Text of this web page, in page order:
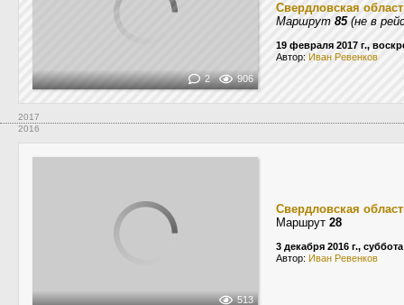
2 906
Свердловская
Маршрут 85(не в
19 февраля 2017 г.,
Автор: Иван Ревенков
2017
2016
513
Свердловская
Маршрут 28
3 декабря 2016 г., суббота
Автор: Иван Ревенков